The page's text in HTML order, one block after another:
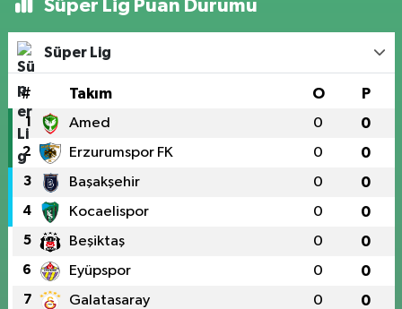
Süper Lig Puan Durumu
Süper Lig
# Takım O P
1 Amed 0 0
2 Erzurumspor FK 0 0
3 Başakşehir 0 0
4 Kocaelispor 0 0
5 Beşiktaş 0 0
6 Eyüpspor 0 0
7 Galatasaray 0 0